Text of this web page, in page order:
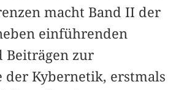
macht Band II der
einführenden
Beiträgen zur
der Kybernetik, erstmals